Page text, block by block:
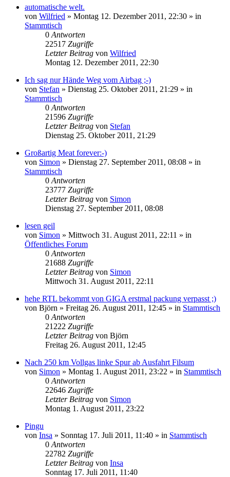
automatische welt.
von Wilfried » Montag 12. Dezember 2011, 22:30 » in
Stammtisch
0 Antworten
22517 Zugriffe
Letzter Beitrag von Wilfried
Montag 12. Dezember 2011, 22:30
Ich sag nur Hände Weg vom Airbag ;-)
von Stefan » Dienstag 25. Oktober 2011, 21:29 » in
Stammtisch
0 Antworten
21596 Zugriffe
Letzter Beitrag von Stefan
Dienstag 25. Oktober 2011, 21:29
Großartig Meat forever:-)
von Simon » Dienstag 27. September 2011, 08:08 » in
Stammtisch
0 Antworten
23777 Zugriffe
Letzter Beitrag von Simon
Dienstag 27. September 2011, 08:08
lesen geil
von Simon » Mittwoch 31. August 2011, 22:11 » in
Öffentliches Forum
0 Antworten
21688 Zugriffe
Letzter Beitrag von Simon
Mittwoch 31. August 2011, 22:11
hehe RTL bekommt von GIGA erstmal packung verpasst ;)
von Björn » Freitag 26. August 2011, 12:45 » in Stammtisch
0 Antworten
21222 Zugriffe
Letzter Beitrag von Björn
Freitag 26. August 2011, 12:45
Nach 250 km Vollgas linke Spur ab Ausfahrt Filsum
von Simon » Montag 1. August 2011, 23:22 » in Stammtisch
0 Antworten
22646 Zugriffe
Letzter Beitrag von Simon
Montag 1. August 2011, 23:22
Pingu
von Insa » Sonntag 17. Juli 2011, 11:40 » in Stammtisch
0 Antworten
22782 Zugriffe
Letzter Beitrag von Insa
Sonntag 17. Juli 2011, 11:40